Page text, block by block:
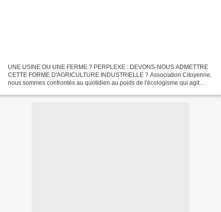
UNE USINE OU UNE FERME ? PERPLEXE : DEVONS-NOUS ADMETTRE
CETTE FORME D'AGRICULTURE INDUSTRIELLE ? Association Citoyenne,
nous sommes confrontés au quotidien au poids de l'écologisme qui agit